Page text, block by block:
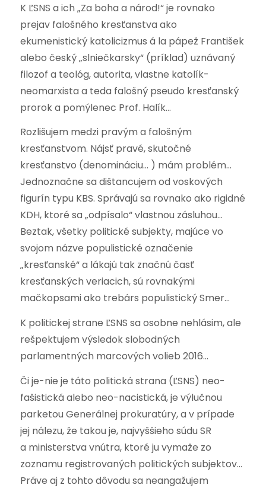
K ĽSNS a ich „Za boha a národ!“ je rovnako
prejav falošného kresťanstva ako
ekumenistický katolicizmus á la pápež František
alebo český „slniečkarsky“ (príklad) uznávaný
filozof a teológ, autorita, vlastne katolík-
neomarxista a teda falošný pseudo kresťanský
prorok a pomýlenec Prof. Halík…
Rozlišujem medzi pravým a falošným
kresťanstvom. Nájsť pravé, skutočné
kresťanstvo (denomináciu… ) mám problém…
Jednoznačne sa dištancujem od voskových
figurín typu KBS. Správajú sa rovnako ako rigidné
KDH, ktoré sa „odpísalo“ vlastnou zásluhou…
Beztak, všetky politické subjekty, majúce vo
svojom názve populistické označenie
„kresťanské“ a lákajú tak značnú časť
kresťanských veriacich, sú rovnakými
mačkopsami ako trebárs populistický Smer…
K politickej strane ĽSNS sa osobne nehlásim, ale
rešpektujem výsledok slobodných
parlamentných marcových volieb 2016…
Či je-nie je táto politická strana (ĽSNS) neo-
fašistická alebo neo-nacistická, je výlučnou
parketou Generálnej prokuratúry, a v prípade
jej nálezu, že takou je, najvyššieho súdu SR
a ministerstva vnútra, ktoré ju vymaže zo
zoznamu registrovaných politických subjektov…
Práve aj z tohto dôvodu sa neangažujem